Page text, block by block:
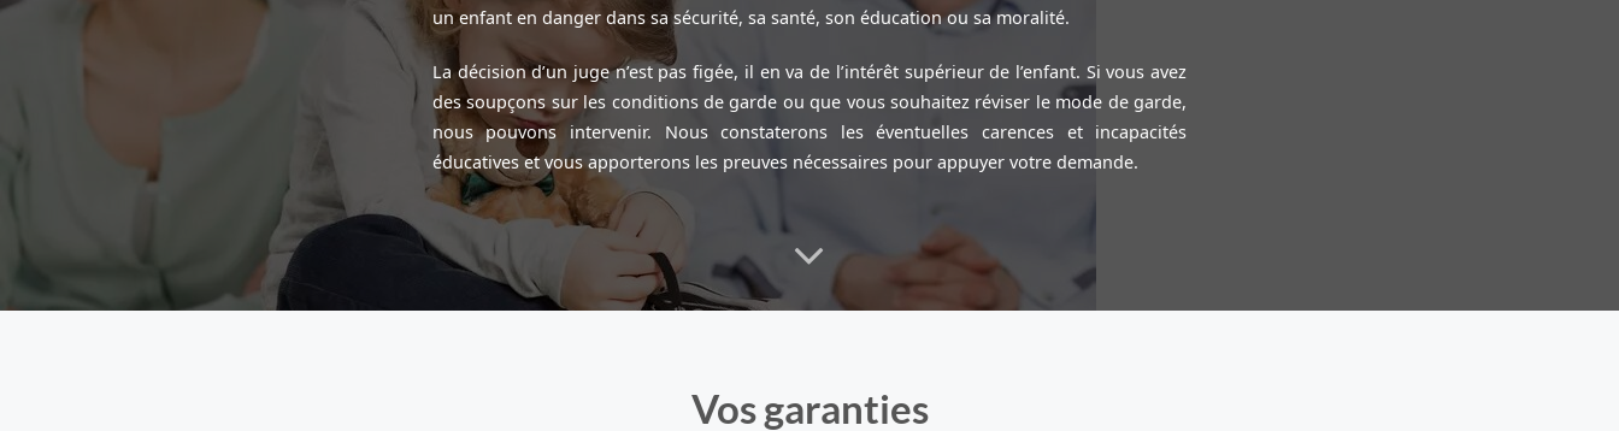
un enfant en danger dans sa sécurité, sa santé, son éducation ou sa moralité.
La décision d’un juge n’est pas figée, il en va de l’intérêt supérieur de l’enfant. Si vous avez
des soupçons sur les conditions de garde ou que vous souhaitez réviser le mode de garde,
nous pouvons intervenir. Nous constaterons les éventuelles carences et incapacités
éducatives et vous apporterons les preuves nécessaires pour appuyer votre demande.
Vos garanties